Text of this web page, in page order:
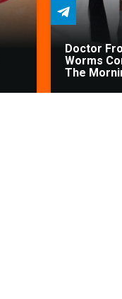
Doctor
Worms
The